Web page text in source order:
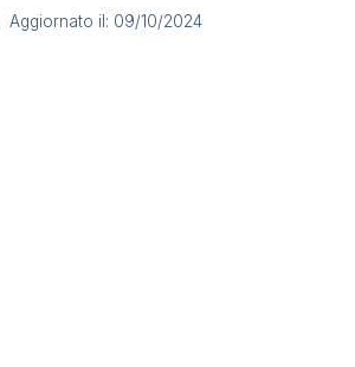
Aggiornato il: 09/10/2024